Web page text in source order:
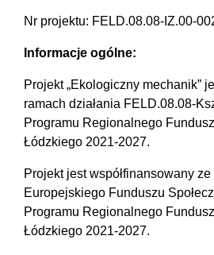
Nr projektu: FELD.08.08-IZ.00-
Informacje ogólne:
Projekt „Ekologiczny mechanik”
ramach działania FELD.08.08-
Programu Regionalnego
Łódzkiego 2021-2027.
Projekt jest współfinansowany
Europejskiego Funduszu
Programu Regionalnego
Łódzkiego 2021-2027.